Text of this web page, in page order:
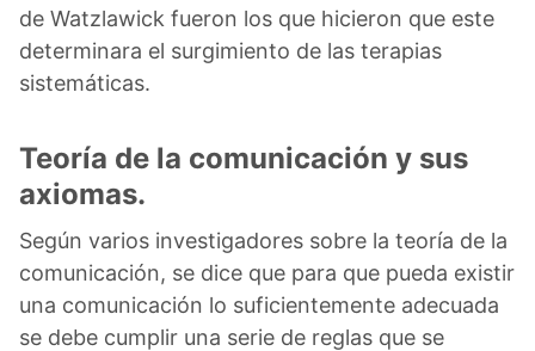
de Watzlawick fueron los que hicieron que este
determinara el surgimiento de las terapias
sistemáticas.
Teoría de la comunicación y sus
axiomas.
Según varios investigadores sobre la teoría de la
comunicación, se dice que para que pueda existir
una comunicación lo suficientemente adecuada
se debe cumplir una serie de reglas que se